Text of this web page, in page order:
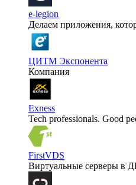
e-legion
Делаем приложения,
ЦИТМ Экспонента
Компания
Exness
Tech professionals. Good
FirstVDS
Виртуальные серверы в